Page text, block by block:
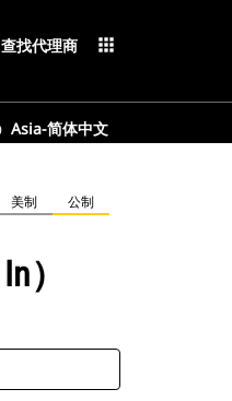
查找代理商 apps
Asia-简体中文
美制 公制
）